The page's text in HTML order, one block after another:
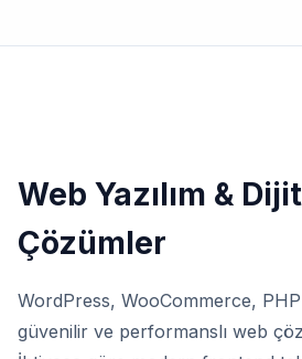
Web Yazılım &
Çözümler
WordPress, WooCommerce,
güvenilir ve performanslı web